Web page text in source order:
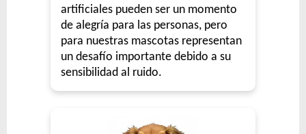
artificiales pueden ser un momento
de alegría para las personas, pero
para nuestras mascotas representan
un desafío importante debido a su
sensibilidad al ruido.